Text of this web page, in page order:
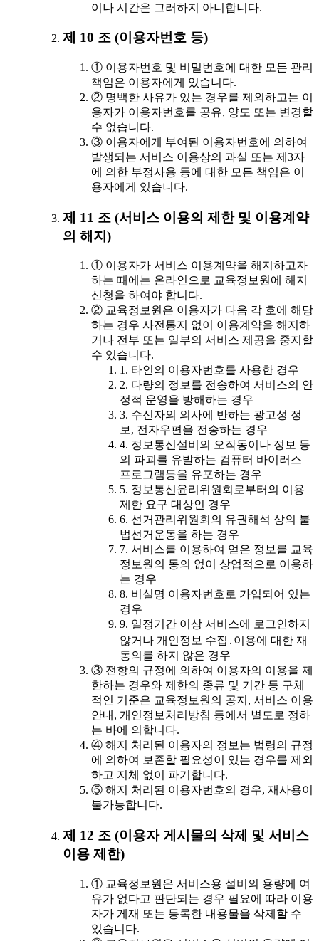
이나 시간은 그러하지 아니합니다.
제 10 조 (이용자번호 등)
① 이용자번호 및 비밀번호에 대한 모든 관리
책임은 이용자에게 있습니다.
② 명백한 사유가 있는 경우를 제외하고는 이
용자가 이용자번호를 공유, 양도 또는 변경할
수 없습니다.
③ 이용자에게 부여된 이용자번호에 의하여
발생되는 서비스 이용상의 과실 또는 제3자
에 의한 부정사용 등에 대한 모든 책임은 이
용자에게 있습니다.
제 11 조 (서비스 이용의 제한 및 이용계약
의 해지)
① 이용자가 서비스 이용계약을 해지하고자
하는 때에는 온라인으로 교육정보원에 해지
신청을 하여야 합니다.
② 교육정보원은 이용자가 다음 각 호에 해당
하는 경우 사전통지 없이 이용계약을 해지하
거나 전부 또는 일부의 서비스 제공을 중지할
수 있습니다.
1. 타인의 이용자번호를 사용한 경우
2. 다량의 정보를 전송하여 서비스의 안
정적 운영을 방해하는 경우
3. 수신자의 의사에 반하는 광고성 정
보, 전자우편을 전송하는 경우
4. 정보통신설비의 오작동이나 정보 등
의 파괴를 유발하는 컴퓨터 바이러스
프로그램등을 유포하는 경우
5. 정보통신윤리위원회로부터의 이용
제한 요구 대상인 경우
6. 선거관리위원회의 유권해석 상의 불
법선거운동을 하는 경우
7. 서비스를 이용하여 얻은 정보를 교육
정보원의 동의 없이 상업적으로 이용하
는 경우
8. 비실명 이용자번호로 가입되어 있는
경우
9. 일정기간 이상 서비스에 로그인하지
않거나 개인정보 수집․이용에 대한 재
동의를 하지 않은 경우
③ 전항의 규정에 의하여 이용자의 이용을 제
한하는 경우와 제한의 종류 및 기간 등 구체
적인 기준은 교육정보원의 공지, 서비스 이용
안내, 개인정보처리방침 등에서 별도로 정하
는 바에 의합니다.
④ 해지 처리된 이용자의 정보는 법령의 규정
에 의하여 보존할 필요성이 있는 경우를 제외
하고 지체 없이 파기합니다.
⑤ 해지 처리된 이용자번호의 경우, 재사용이
불가능합니다.
제 12 조 (이용자 게시물의 삭제 및 서비스
이용 제한)
① 교육정보원은 서비스용 설비의 용량에 여
유가 없다고 판단되는 경우 필요에 따라 이용
자가 게재 또는 등록한 내용물을 삭제할 수
있습니다.